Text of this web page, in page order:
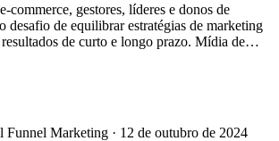
commerce, gestores, líderes e donos de
desafio de equilibrar estratégias de marketing
de curto e longo prazo. Mídia de…
Funnel Marketing · 12 de outubro de 2024